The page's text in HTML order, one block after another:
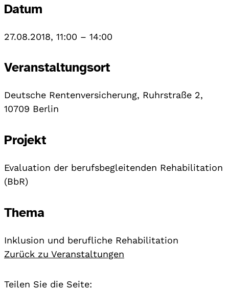
Datum
27.08.2018, 11:00 – 14:00
Veranstaltungsort
Deutsche Rentenversicherung, Ruhrstraße 2,
10709 Berlin
Projekt
Evaluation der berufsbegleitenden Rehabilitation
(BbR)
Thema
Inklusion und berufliche Rehabilitation
Zurück zu Veranstaltungen
Teilen Sie die Seite: